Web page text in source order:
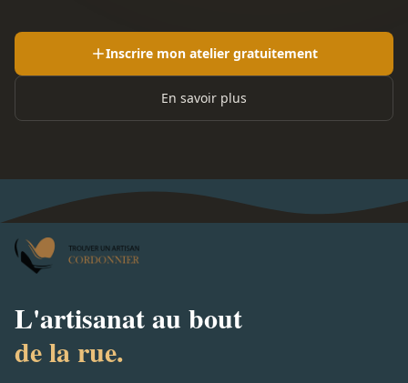
Inscrire mon atelier gratuitement
En savoir plus
L'artisanat au bout
de la rue.